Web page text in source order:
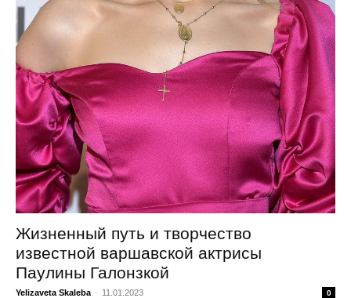
Жизненный путь и творчество
известной варшавской актрисы
Паулины Галонзкой
Yelizaveta Skaleba - 11.01.2023 0